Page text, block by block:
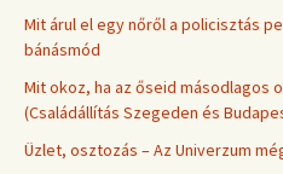
Mit árul el egy nőről a policisztás
bánásmód
Mit okoz, ha az őseid másodlagos
(Családállítás Szegeden és
Üzlet, osztozás – Az Univerzum